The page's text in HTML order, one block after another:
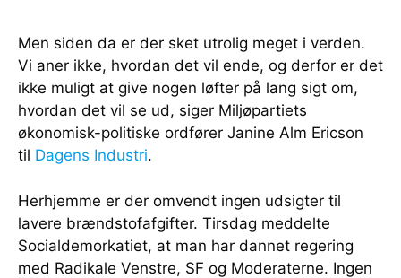
Men siden da er der sket utrolig meget i verden.
Vi aner ikke, hvordan det vil ende, og derfor er det
ikke muligt at give nogen løfter på lang sigt om,
hvordan det vil se ud, siger Miljøpartiets
økonomisk-politiske ordfører Janine Alm Ericson
til Dagens Industri.
Herhjemme er der omvendt ingen udsigter til
lavere brændstofafgifter. Tirsdag meddelte
Socialdemorkatiet, at man har dannet regering
med Radikale Venstre, SF og Moderaterne. Ingen